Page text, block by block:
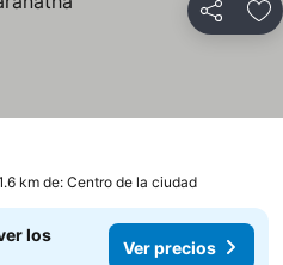
Compartir
km de: Centro de la ciudad
los
Ver precios